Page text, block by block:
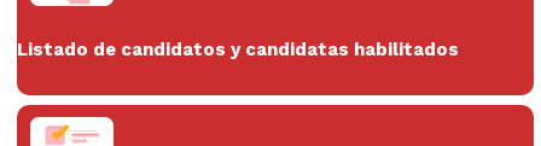
Listado de candidatos y candidatas habilitados